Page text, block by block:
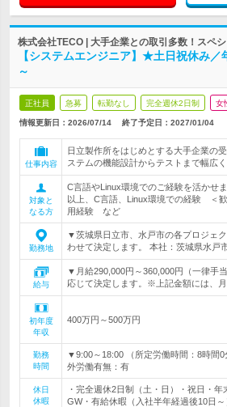
株式会社TECO | 大手企業との取引多数！スペ
【システムエンジニア】★土日祝休み／
～
正社員 急募 転勤なし 完全週休2日制 女
情報更新日：2026/07/14 終了予定日： 2027/01/04
仕事内容
日立製作所をはじめとする大手企業の
ステムの機能設計からテストまで幅広く
対象と
なる方
C言語やLinux環境でのご経験を活かせ
以上、C言語、Linux環境での経験 ＜
用経験 など
勤務地
▼茨城県日立市、水戸市の各プロジェ
わせて決定します。 本社：茨城県水戸
給与
▼月給290,000円～360,000円（一律手
応じて決定します。※上記金額には、
初年度
年収
400万円～500万円
勤務
時間
▼9:00～18:00 （所定労働時間：8時間
外労働有無：有
休日
休暇
・完全週休2日制（土・日）・祝日・年
GW・有給休暇（入社半年経過後10日～